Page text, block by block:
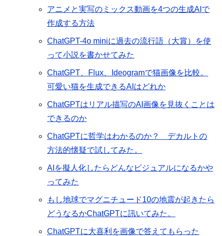
アニメと実写のミックス動画を4つの生成AIで
作成する方法
ChatGPT-4o miniに過去の流行語（大賞）を使
って小説を書かせてみた
ChatGPT、Flux、Ideogramで猫画像を比較。
可愛い猫を生成できるAIはどれか
ChatGPTはリアル描写のAI画像を見抜くことは
できるのか
ChatGPTに哲学はわかるのか？ デカルトの
方法的懐疑で試してみた。
AIを擬人化したらどんなビジュアルになるかや
ってみた
もし地球でマグニチュード10の地震が起きたら
どうなるかChatGPTに訊いてみた。
ChatGPTに大喜利を画像で答えてもらった